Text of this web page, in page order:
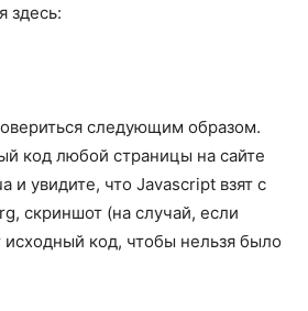
здесь:
следующим образом.
код любой страницы на сайте
и увидите, что Javascript взят с
скриншот (на случай, если
код, чтобы нельзя было